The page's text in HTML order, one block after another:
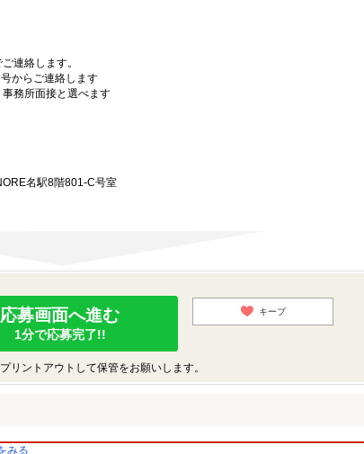
連絡します。
からご連絡します
務所面接と選べます
名駅8階801-C号室
応募画面へ進む
1分で応募完了!!
キープ
ントアウトして保管をお願いします。
みる